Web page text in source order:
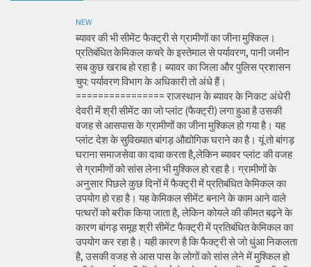
NEW
ब्यावर की भी सीमेंट फैक्ट्री से ग्रामीणों का जीना मुश्किल।
प्रतिबंधित केमिकल कचरे के इस्तेमाल से पर्यावरण, पानी जमीन
सब कुछ खराब हो रहा है। ब्यावर का जिला और पुलिस प्रशासन
चुप: पर्यावरण विभाग के अधिकारी तो अंधे हैं।
================ राजस्थान के ब्यावर के निकट अंधेरी
देवरी में श्री सीमेंट का जो प्लांट (फैक्ट्री) लगा हुआ है उसकी
वजह से आसपास के ग्रामीणों का जीना मुश्किल हो गया है। यह
प्लांट देश के सुविख्यात बांगड़ औद्योगिक घराने का है। यूं तो बांगड़
घराना समाजसेवा का दावा करता है,लेकिन ब्यावर प्लांट की वजह
से ग्रामीणों को सांस लेना भी मुश्किल हो रहा है। ग्रामीणों के
अनुसार पिछले कुछ दिनों में फैक्ट्री में प्रतिबंधित केमिकल का
उपयोग हो रहा है। यह केमिकल सीमेंट बनाने के काम आने वाले
पत्थरों को बरीक किया जाता है, लेकिन कोयले की कीमत बढ़ने के
कारण बांगड़ समूह श्री सीमेंट फैक्ट्री में प्रतिबंधित केमिकल का
उपयोग कर रहा है। यही कारण है कि फैक्ट्री से जो धुंआ निकलता
है, उसकी वजह से आस पास के लोगों को सांस लेने में मुश्किल हो